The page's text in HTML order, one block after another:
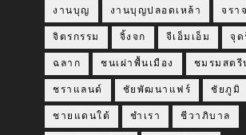
งานบุญ งานบุญปลอดเหล้า จรา
จิตรกรรม จิ้งจก จีเอ็มเอ็ม จุด
ฉลาก ชนเผ่าพื้นเมือง ชมรมสตรี
ชราแลนด์ ชัยพัฒนาแฟร์ ชัยภูมิ
ชายแดนใต้ ชำเรา ชีวาภิบาล